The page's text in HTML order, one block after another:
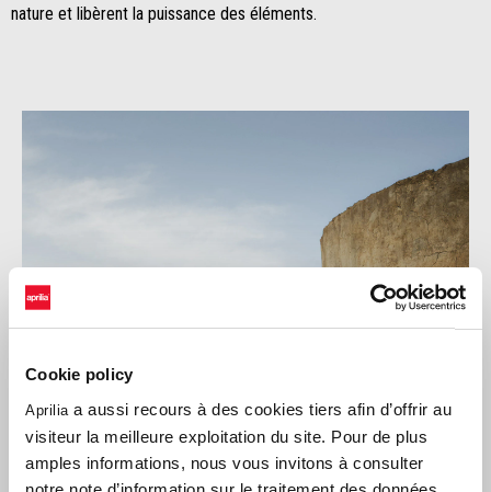
Cookie policy
Aprilia a aussi recours à des cookies tiers afin d’offrir au
visiteur la meilleure exploitation du site. Pour de plus
amples informations, nous vous invitons à consulter
nature et libèrent la puissance des éléments.